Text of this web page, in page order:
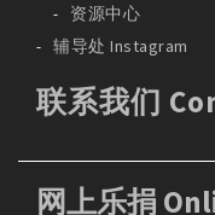
资源中心
辅导处 Instagram
联系我们
网上乐捐